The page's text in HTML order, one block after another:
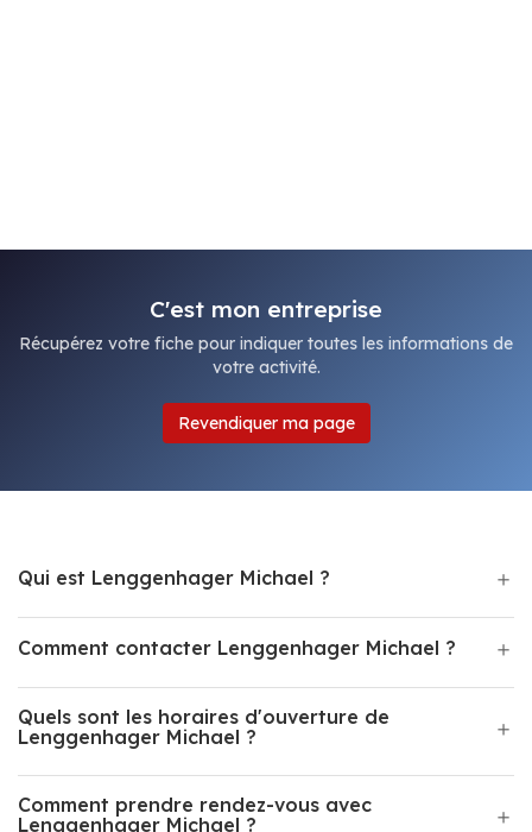
C'est mon entreprise
Récupérez votre fiche pour indiquer toutes les informations de
votre activité.
Revendiquer ma page
Qui est Lenggenhager Michael ?
Comment contacter Lenggenhager Michael ?
Quels sont les horaires d'ouverture de
Lenggenhager Michael ?
Comment prendre rendez-vous avec
Lenggenhager Michael ?